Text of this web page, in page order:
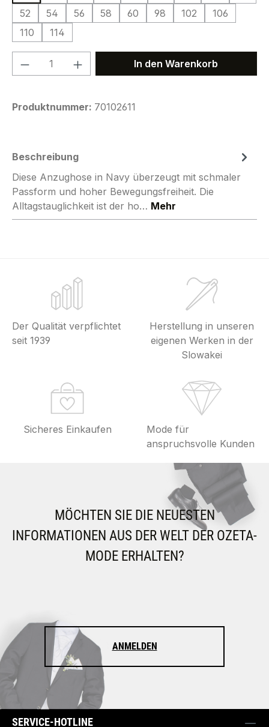
52
54 56 58 60 98 102
106
110
114
Produkt Anzahl: Gib denIn den Warenkorb
Produktnummer: 70102611
Beschreibung
Diese Anzughose in Navy überzeugt mit schmaler
Passform und hoher Bewegungsfreiheit. Die
Alltagstauglichkeit ist der ho… Mehr
Der Qualität verpflichtet
seit 1939
Herstellung in unseren
eigenen Werken in der
Slowakei
Sicheres Einkaufen
Mode für
anspruchsvolle Kunden
MÖCHTEN SIE DIE NEUESTEN
INFORMATIONEN AUS DER WELT DER OZETA-
MODE ERHALTEN?
ANMELDEN
SERVICE-HOTLINE